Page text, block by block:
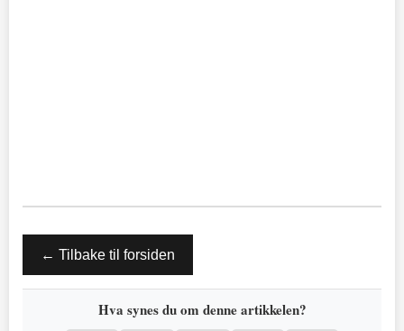
← Tilbake til forsiden
Hva synes du om denne artikkelen?